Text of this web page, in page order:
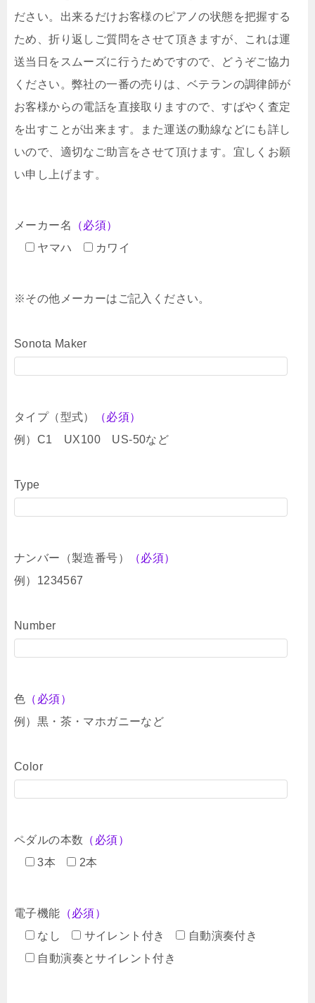
ださい。出来るだけお客様のピアノの状態を把握する
ため、折り返しご質問をさせて頂きますが、これは運
送当日をスムーズに行うためですので、どうぞご協力
ください。弊社の一番の売りは、ベテランの調律師が
お客様からの電話を直接取りますので、すばやく査定
を出すことが出来ます。また運送の動線などにも詳し
いので、適切なご助言をさせて頂けます。宜しくお願
い申し上げます。
メーカー名
（必須）
ヤマハ
カワイ
※その他メーカーはご記入ください。
Sonota Maker
タイプ（型式）
（必須）
例）C1 UX100 US-50など
Type
ナンバー（製造番号）
（必須）
例）1234567
Number
色 （必須）
例）黒・茶・マホガニーなど
Color
ペダルの本数 （必須）
3本
2本
電子機能 （必須）
なし
サイレント付き
自動演奏付き
自動演奏とサイレント付き